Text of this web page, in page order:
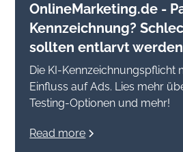
OnlineMarketing.de -
Kennzeichnung?
sollten entlarvt
Die KI-Kennzeichnungspflicht
Einfluss auf Ads. Lies mehr
Testing-Optionen und mehr!
Read more